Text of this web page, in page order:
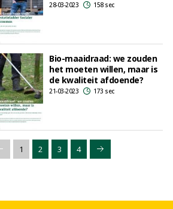
28-03-2023 158 sec
Bio-maaidraad: we zouden
het moeten willen, maar is
de kwaliteit afdoende?
21-03-2023 173 sec
1 2 3 4